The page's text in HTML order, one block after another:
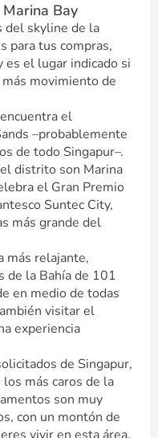
Bay
del skyline de la
para tus compras,
es el lugar indicado si
movimiento de
el
–probablemente
de todo Singapur–.
distrito son Marina
el Gran Premio
Suntec City,
más grande del
más relajante,
de la Bahía de 101
en medio de todas
visitar el
experiencia
de Singapur,
más caros de la
son muy
con un montón de